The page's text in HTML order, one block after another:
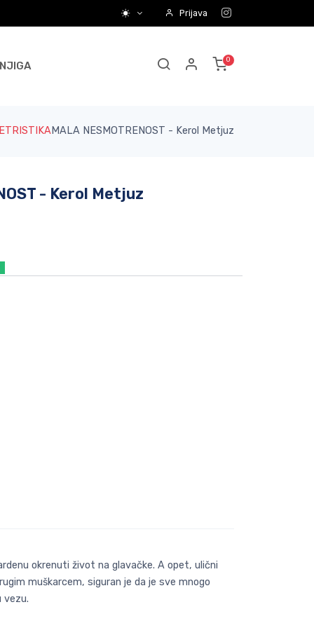
Prijava
MALA NESMOTRENOST - Kerol Metjuz
- Kerol Metjuz
okrenuti život na glavačke. A opet, ulični
muškarcem, siguran je da je sve mnogo
vezu.